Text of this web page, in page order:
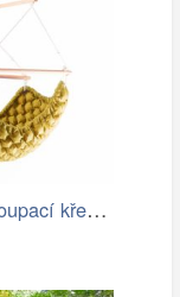
Interiérové houpací křeslo Swingy In…